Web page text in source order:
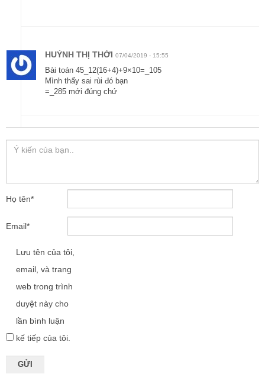
HUỲNH THỊ THỜI 07/04/2019 - 15:55
Bài toán 45_12(16+4)+9×10=_105
Mình thấy sai rùi đó bạn
=_285 mới đúng chứ
Họ tên*
Email*
Lưu tên của tôi,
email, và trang
web trong trình
duyệt này cho
lần bình luận
kế tiếp của tôi.